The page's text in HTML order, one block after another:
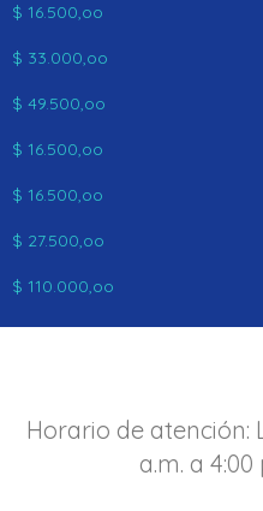
$ 16.500,oo
$ 33.000,oo
$ 49.500,oo
$ 16.500,oo
$ 16.500,oo
$ 27.500,oo
$ 110.000,oo
Horario de atención:
a.m. a